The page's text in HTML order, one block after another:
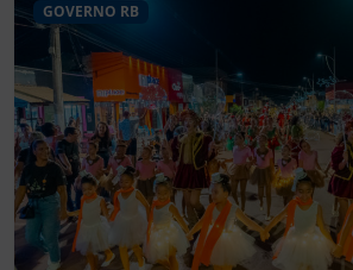
GOVERNO RB